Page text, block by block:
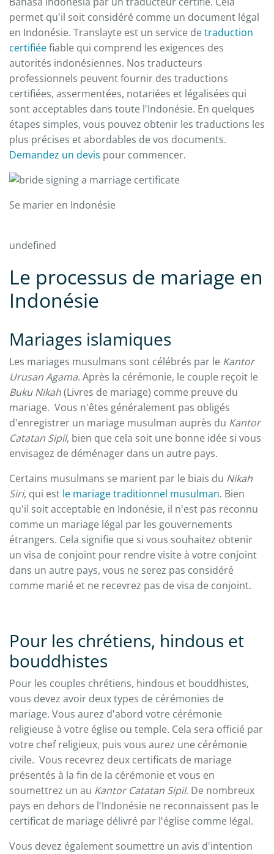
permet qu'il soit considéré comme un document légal
en Indonésie. Translayte est un service detraduction
certifiéefiable qui comprend les exigences des
autorités indonésiennes. Nos traducteurs
professionnels peuvent fournir des traductions
certifiées, assermentées, notariées et légalisées qui
sont acceptables dans toute l'Indonésie. En quelques
étapes simples, vous pouvez obtenir les traductions les
plus précises et abordables de vos documents.
Demandez un devis pour commencer.
Se marier en Indonésie
undefined
Le processus de mariage en
Indonésie
Mariages islamiques
Les mariages musulmans sont célébrés par le Kantor
Urusan Agama. Après la cérémonie, le couple reçoit le
Buku Nikah(Livres de mariage) comme preuve du
mariage. Vous n'êtes généralement pas obligés
d'enregistrer un mariage musulman auprès du Kantor
Catatan Sipil, bien que cela soit une bonne idée si vous
envisagez de déménager dans un autre pays.
Certains musulmans se marient par le biais du Nikah
Siri, qui est le mariage traditionnel musulman. Bien
qu'il soit acceptable en Indonésie, il n'est pas reconnu
comme un mariage légal par les gouvernements
étrangers. Cela signifie que si vous souhaitez obtenir
un visa de conjoint pour rendre visite à votre conjoint
dans un autre pays, vous ne serez pas considéré
comme marié et ne recevrez pas de visa de conjoint.
Pour les chrétiens, hindous et
bouddhistes
Pour les couples chrétiens, hindous et bouddhistes,
vous devez avoir deux types de cérémonies de
mariage. Vous aurez d'abord votre cérémonie
religieuse à votre église ou temple. Cela sera officié par
votre chef religieux, puis vous aurez une cérémonie
civile. Vous recevrez deux certificats de mariage
présentés à la fin de la cérémonie et vous en
soumettrez un au Kantor Catatan Sipil. De nombreux
pays en dehors de l'Indonésie ne reconnaissent pas le
certificat de mariage délivré par l'église comme légal.
Vous devez également soumettre un avis d'intention